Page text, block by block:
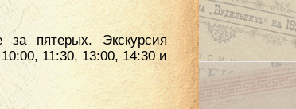
пятерых. Экскурсия
11:30, 13:00, 14:30 и